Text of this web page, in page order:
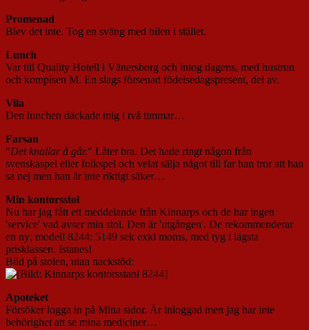
Promenad
Blev det inte. Tog en sväng med bilen i stället.
Lunch
Var till Quality Hotell i Vänersborg och intog dagens, med hustrun
och kompisen M. En slags försenad födelsedagspresent, del av.
Vila
Den lunchen däckade mig i två timmar…
Farsan
"Det knallar å går." Låter bra. Det hade ringt någon från
svenskaspel eller folkspel och velat sälja något till far han tror att han
sa nej men han är inte riktigt säker…
Min kontorsstol
Nu har jag fått ett meddelande från Kinnarps och de har ingen
'service' vad avser min stol. Den är 'utgången'. De rekommenderar
en ny; modell 8244: 5149 sek exkl moms, med tyg i lägsta
prisklassen. Istanes!
Bild på stolen, utan nackstöd:
Apoteket
Försöker logga in på Mina sidor. Är inloggad men jag har inte
behörighet att se mina mediciner…